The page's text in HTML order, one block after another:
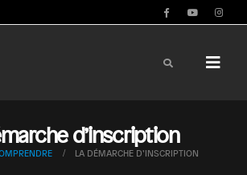
d’inscription
LA DÉMARCHE D’INSCRIPTION